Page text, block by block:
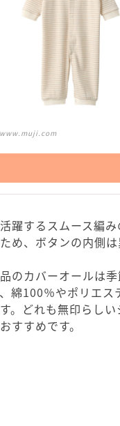
www.muji.com
躍するスムース編
め、ボタンの内側
のカバーオールは
綿100％やポリエ
。どれも無印らし
すすめです。